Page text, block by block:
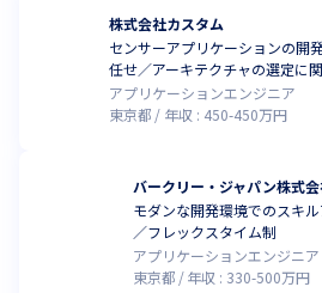
株式会社カスタム
センサーアプリケーションの開
任せ／アーキテクチャの選定に
アプリケーションエンジニア
東京都
年収 : 450-450万円
バークリー・ジャパン株式
モダンな開発環境でのスキ
／フレックスタイム制
アプリケーションエンジニア
東京都
年収 : 330-500万円